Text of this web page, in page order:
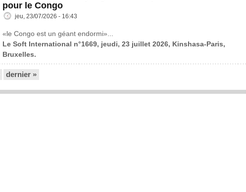
pour le Congo
jeu, 23/07/2026 - 16:43
«le Congo est un géant endormi»...
Le Soft International n°1669, jeudi, 23 juillet 2026, Kinshasa-Paris,
Bruxelles.
dernier »